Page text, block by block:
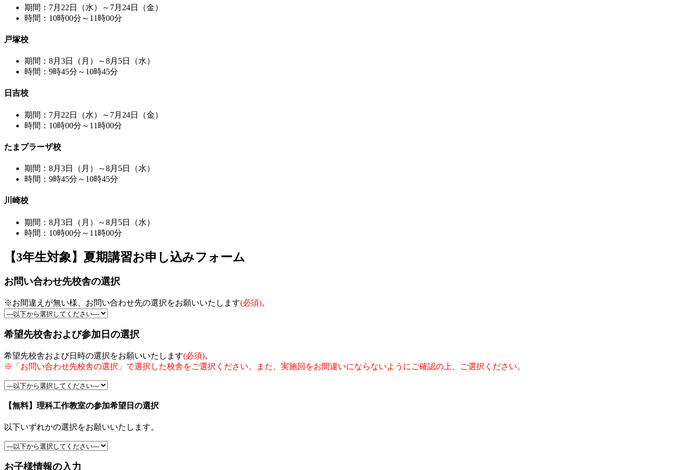
期間：7月22日（水）～7月24日（金）
時間：10時00分～11時00分
戸塚校
期間：8月3日（月）～8月5日（水）
時間：9時45分～10時45分
日吉校
期間：7月22日（水）～7月24日（金）
時間：10時00分～11時00分
たまプラーザ校
期間：8月3日（月）～8月5日（水）
時間：9時45分～10時45分
川崎校
期間：8月3日（月）～8月5日（水）
時間：10時00分～11時00分
【3年生対象】夏期講習お申し込みフォーム
お問い合わせ先校舎の選択
※お間違えが無い様、お問い合わせ先の選択をお願いいたします(必須)。
希望先校舎および参加日の選択
希望先校舎および日時の選択をお願いいたします(必須)。
※「お問い合わせ先校舎の選択」で選択した校舎をご選択ください。また、実施回をお間違いにならないようにご確認の上、ご選択ください。
【無料】理科工作教室の参加希望日の選択
以下いずれかの選択をお願いいたします。
お子様情報の入力